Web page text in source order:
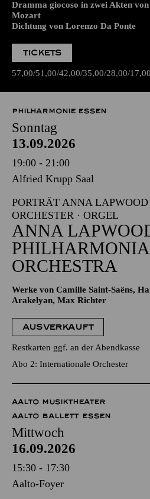
Dramma giocoso in zwei Akten
Mozart
Dichtung von Lorenzo Da Ponte
TICKETS
57,00 51,00 42,00 35,00 28,00 17,00
PHILHARMONIE ESSEN
Sonntag
13.09.2026
19:00 - 21:00
Alfried Krupp Saal
PORTRÄT ANNA LAPWOOD ·
RCHESTER · ORGEL
ANNA
PHILHARMONIA
ORCHESTRA
Werke von Camille Saint-Saëns,
Arakelyan, Max Richter
AUSVERKAUFT
Restkarten ggf. an der Abendkasse
Abo 2: Internationale Orchester
AALTO MUSIKTHEATER
AALTO BALLETT ESSEN
Mittwoch
16.09.2026
15:30 - 17:30
Aalto-Foyer